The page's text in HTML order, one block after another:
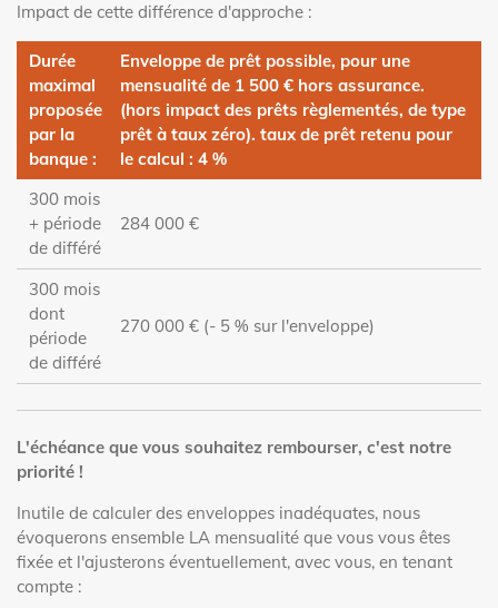
Impact de cette différence d'approche :
Durée
maximal
proposée
par la
banque :
Enveloppe de prêt possible, pour une
mensualité de 1 500 € hors assurance.
(hors impact des prêts règlementés, de type
prêt à taux zéro). taux de prêt retenu pour
le calcul : 4 %
300 mois
+ période
de différé
284 000 €
300 mois
dont
période
de différé
270 000 € (- 5 % sur l'enveloppe)
L'échéance que vous souhaitez rembourser, c'est notre
priorité !
Inutile de calculer des enveloppes inadéquates, nous
évoquerons ensemble LA mensualité que vous vous êtes
fixée et l'ajusterons éventuellement, avec vous, en tenant
compte :